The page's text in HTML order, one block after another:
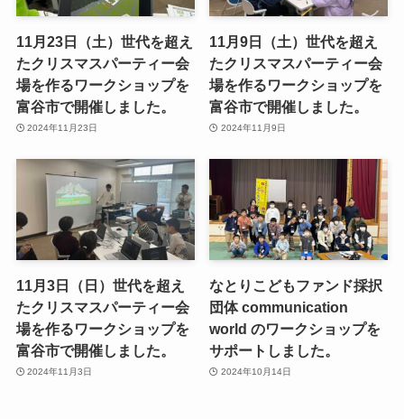
11月23日（土）世代を超え
たクリスマスパーティー会
場を作るワークショップを
富谷市で開催しました。
2024年11月23日
11月9日（土）世代を超え
たクリスマスパーティー会
場を作るワークショップを
富谷市で開催しました。
2024年11月9日
11月3日（日）世代を超え
たクリスマスパーティー会
場を作るワークショップを
富谷市で開催しました。
2024年11月3日
なとりこどもファンド採択
団体 communication
world のワークショップを
サポートしました。
2024年10月14日